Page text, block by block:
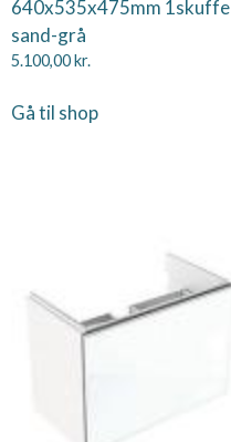
640x535x475mm 1skuffe
sand-grå
5.100,00kr.
Gå til shop